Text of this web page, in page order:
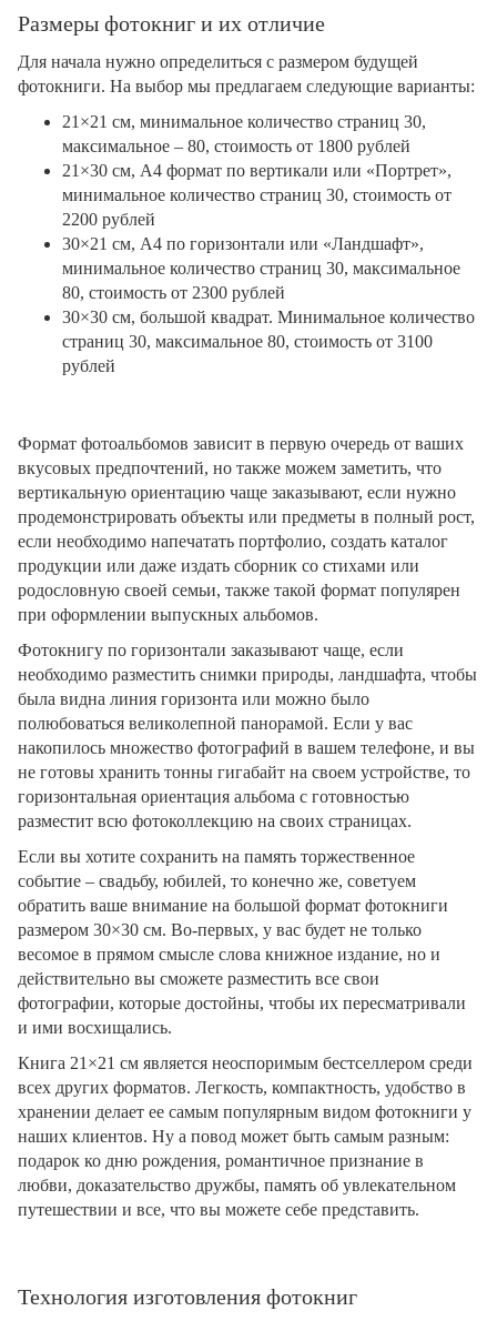
Размеры фотокниг и их отличие
Для начала нужно определиться с размером будущей
фотокниги. На выбор мы предлагаем следующие варианты:
21×21 см, минимальное количество страниц 30,
максимальное – 80, стоимость от 1800 рублей
21×30 см, А4 формат по вертикали или «Портрет»,
минимальное количество страниц 30, стоимость от
2200 рублей
30×21 см, А4 по горизонтали или «Ландшафт»,
минимальное количество страниц 30, максимальное
80, стоимость от 2300 рублей
30×30 см, большой квадрат. Минимальное количество
страниц 30, максимальное 80, стоимость от 3100
рублей
Формат фотоальбомов зависит в первую очередь от ваших
вкусовых предпочтений, но также можем заметить, что
вертикальную ориентацию чаще заказывают, если нужно
продемонстрировать объекты или предметы в полный рост,
если необходимо напечатать портфолио, создать каталог
продукции или даже издать сборник со стихами или
родословную своей семьи, также такой формат популярен
при оформлении выпускных альбомов.
Фотокнигу по горизонтали заказывают чаще, если
необходимо разместить снимки природы, ландшафта, чтобы
была видна линия горизонта или можно было
полюбоваться великолепной панорамой. Если у вас
накопилось множество фотографий в вашем телефоне, и вы
не готовы хранить тонны гигабайт на своем устройстве, то
горизонтальная ориентация альбома с готовностью
разместит всю фотоколлекцию на своих страницах.
Если вы хотите сохранить на память торжественное
событие – свадьбу, юбилей, то конечно же, советуем
обратить ваше внимание на большой формат фотокниги
размером 30×30 см. Во-первых, у вас будет не только
весомое в прямом смысле слова книжное издание, но и
действительно вы сможете разместить все свои
фотографии, которые достойны, чтобы их пересматривали
и ими восхищались.
Книга 21×21 см является неоспоримым бестселлером среди
всех других форматов. Легкость, компактность, удобство в
хранении делает ее самым популярным видом фотокниги у
наших клиентов. Ну а повод может быть самым разным:
подарок ко дню рождения, романтичное признание в
любви, доказательство дружбы, память об увлекательном
путешествии и все, что вы можете себе представить.
Технология изготовления фотокниг